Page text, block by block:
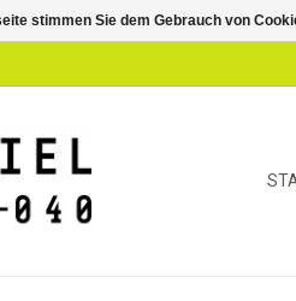
stimmen Sie dem Gebrauch von